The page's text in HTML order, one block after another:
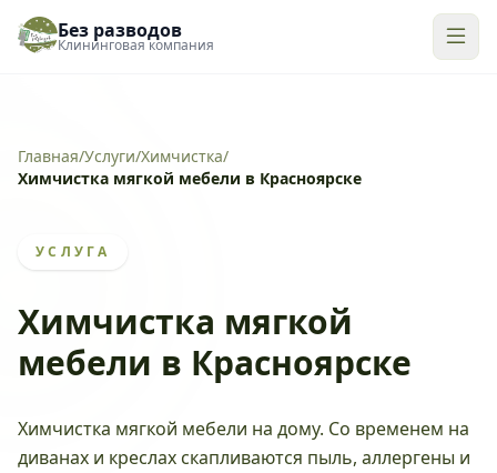
Без разводов
Клининговая компания
Главная/Услуги/Химчистка/
Химчистка мягкой мебели в Красноярске
УСЛУГА
Химчистка мягкой
мебели в Красноярске
Химчистка мягкой мебели на дому. Со временем на
диванах и креслах скапливаются пыль, аллергены и